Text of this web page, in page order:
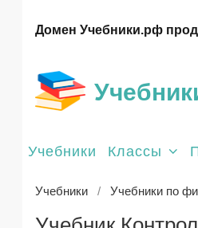
Домен Учебники.рф
Учебники Классы
Учебники Учебники по